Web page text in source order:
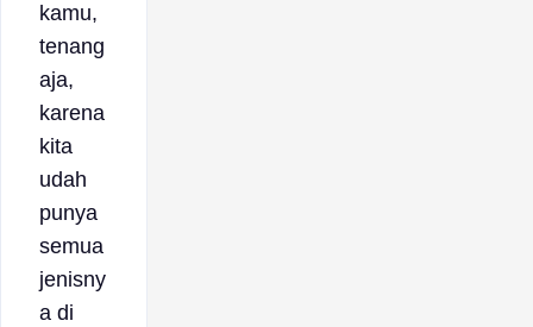
kamu,
tenang
aja,
karena
kita
udah
punya
semua
jenisny
a di